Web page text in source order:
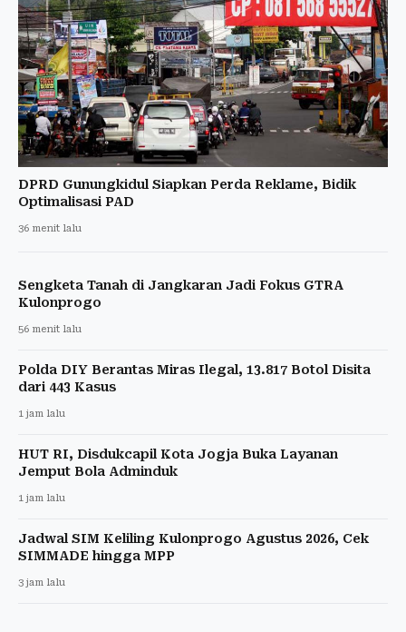
DPRD Gunungkidul Siapkan Perda Reklame, Bidik
Optimalisasi PAD
36 menit lalu
Sengketa Tanah di Jangkaran Jadi Fokus GTRA
Kulonprogo
56 menit lalu
Polda DIY Berantas Miras Ilegal, 13.817 Botol Disita
dari 443 Kasus
1 jam lalu
HUT RI, Disdukcapil Kota Jogja Buka Layanan
Jemput Bola Adminduk
1 jam lalu
Jadwal SIM Keliling Kulonprogo Agustus 2026, Cek
SIMMADE hingga MPP
3 jam lalu